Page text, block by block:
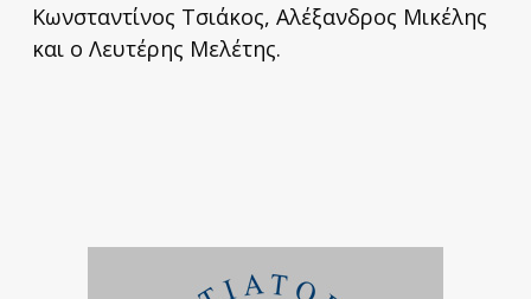
Κωνσταντίνος Τσιάκος, Αλέξανδρος Μικέλης
και ο Λευτέρης Μελέτης.